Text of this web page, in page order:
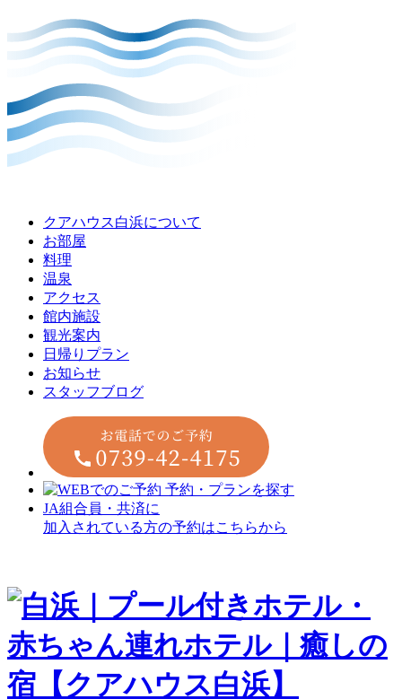
クアハウス白浜について
お部屋
料理
温泉
アクセス
館内施設
観光案内
⽇帰りプラン
お知らせ
スタッフブログ
JA組合員・共済に
加入されている方の予約はこちらから